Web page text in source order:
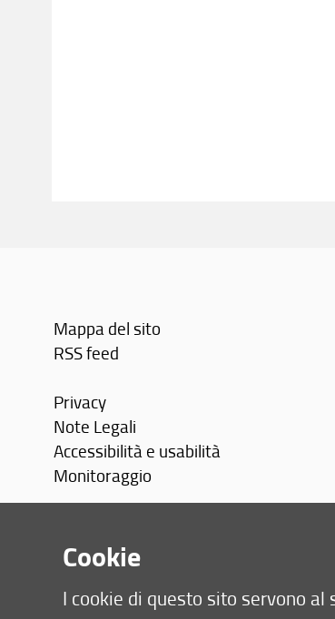
Mappa del sito
RSS feed
Privacy
Note Legali
Accessibilità e usabilità
Monitoraggio
Cookie
I cookie di questo sito servono